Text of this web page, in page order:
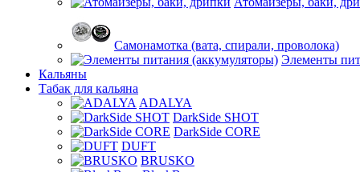
Самонамотка (вата, спирали, проволока)
Элементы
Кальяны
Табак для кальяна
ADALYA
DarkSide SHOT
DarkSide CORE
DUFT
BRUSKO